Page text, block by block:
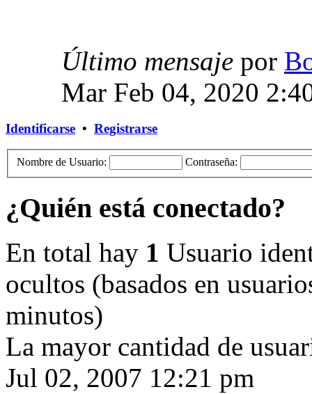
Último mensaje por
Mar Feb 04, 2020
Identificarse • Registrarse
Nombre de Usuario: Contraseña:
¿Quién está conectado?
En total hay 1 Usuario
ocultos (basados en
minutos)
La mayor cantidad de
Jul 02, 2007 12:21 pm